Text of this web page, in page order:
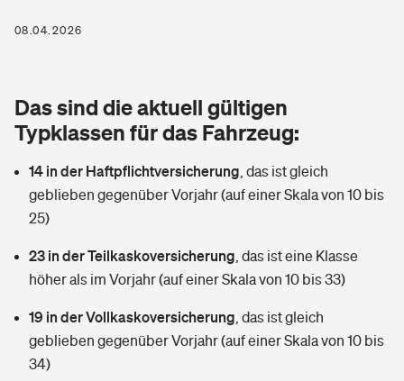
Zur Übersicht
Tools
Wer versichert was: Jetzt Versicherer finden
Sie haben Fragen?
Glasversicherung
Mietkautionsversicherung
Restkreditversicherung
Tools
Kinderunfall­ver­si­che­rung
Kinderinvalidität
Hundehalter-Haftpflicht
Handyversicherung
Private Krankenversicherung
Dread-Disease-Versicherung
Tierkrankenversicherung
Zur Übersicht
Tools
Wer versichert was: Jetzt Versicherer finden
08.04.2026
Das sind die aktuell gültigen
Typklassen für das Fahrzeug:
14 in der Haftpflichtversicherung das ist gleich
geblieben gegenüber Vorjahr (auf einer Skala von 10 bis
25)
23 in der Teilkaskoversicherung das ist eine Klasse
höher als im Vorjahr (auf einer Skala von 10 bis 33)
19 in der Vollkaskoversicherung das ist gleich
geblieben gegenüber Vorjahr (auf einer Skala von 10 bis
34)